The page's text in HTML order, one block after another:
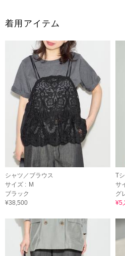
着用アイテム
シャツ／ブラウス
サイズ : M
ブラック
¥38,500
T
サ
グ